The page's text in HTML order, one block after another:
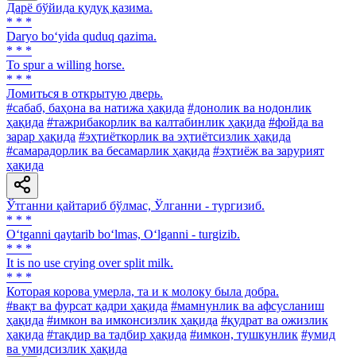
Дарё бўйида қудуқ қазима.
* * *
Daryo bo‘yida quduq qazima.
* * *
To spur a willing horse.
* * *
Ломиться в открытую дверь.
#сабаб, баҳона ва натижа ҳақида #донолик ва нодонлик
ҳақида #тажрибакорлик ва калтабинлик ҳақида #фойда ва
зарар ҳақида #эҳтиёткорлик ва эҳтиётсизлик ҳақида
#самарадорлик ва бесамарлик ҳақида #эҳтиёж ва зарурият
ҳақида
Ўтганни қайтариб бўлмас, Ўлганни - тургизиб.
* * *
O‘tganni qaytarib bo‘lmas, O‘lganni - turgizib.
* * *
It is no use сrying over split milk.
* * *
Которая корова умерла, та и к молоку была добра.
#вақт ва фурсат қадри ҳақида #мамнунлик ва афсусланиш
ҳақида #имкон ва имконсизлик ҳақида #қудрат ва ожизлик
ҳақида #тақдир ва тадбир ҳақида #имкон, тушкунлик #умид
ва умидсизлик ҳақида